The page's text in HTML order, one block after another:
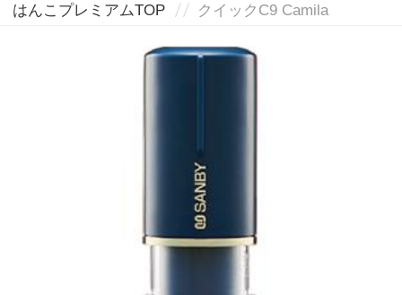
はんこプレミアムTOP クイックC9 Camila